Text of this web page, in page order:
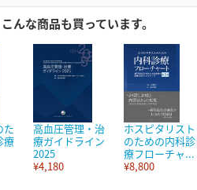
んな商品も買っています。
た
療
高血圧管理・治
療ガイドライン
2025
¥4,180
ホスピタリスト
のための内科診
療フローチャ...
¥8,800